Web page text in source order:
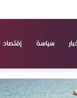
سياسة إقتصاد